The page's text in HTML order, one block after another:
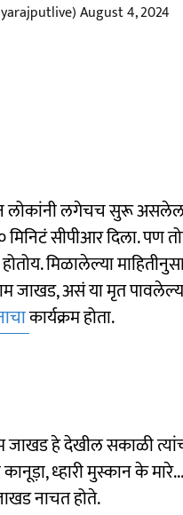
August 4, 2024
लोकांनी लगेचच सुरू
सीपीआर दिला. पण
होतोय. मिळालेल्या
जाखड, असं या मृत
कार्यक्रम होता.
जाखड हे देखील सकाळी
ध्हारी मुस्कान के
नाचत होते.